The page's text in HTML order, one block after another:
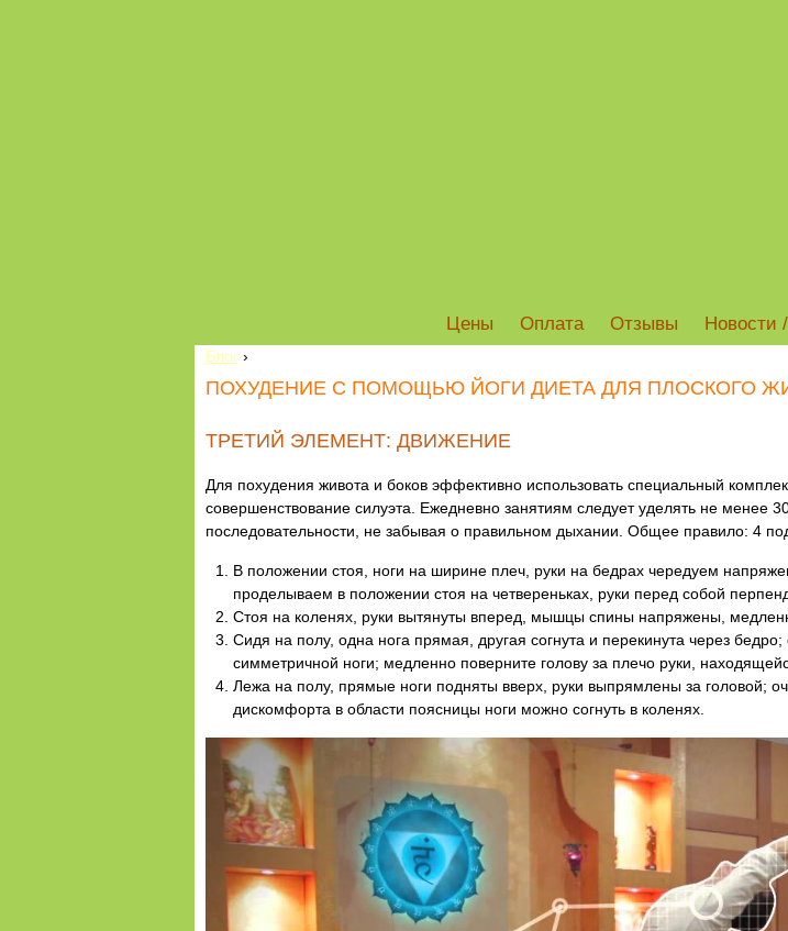
Цены Оплата Отзывы Новости
Блог ›
ПОХУДЕНИЕ С ПОМОЩЬЮ ЙОГИ ДИЕТА ДЛЯ ПЛОСКОГО
ТРЕТИЙ ЭЛЕМЕНТ: ДВИЖЕНИЕ
Для похудения живота и боков эффективно использовать специальный
совершенствование силуэта. Ежедневно занятиям следует уделять не менее
последовательности, не забывая о правильном дыхании. Общее правило: 4
В положении стоя, ноги на ширине плеч, руки на бедрах чередуем
проделываем в положении стоя на четвереньках, руки перед собой
Стоя на коленях, руки вытянуты вперед, мышцы спины напряжены,
Сидя на полу, одна нога прямая, другая согнута и перекинута через
симметричной ноги; медленно поверните голову за плечо руки,
Лежа на полу, прямые ноги подняты вверх, руки выпрямлены за головой;
дискомфорта в области поясницы ноги можно согнуть в коленях.